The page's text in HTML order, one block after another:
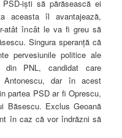
işti să părăsească ei
aceasta îl avantajează,
atât încât le va fi greu să
Singura speranţă că
pervesiunile politice ale
din PNL, candidat care
dar în acest
partea PSD ar fi Oprescu,
Băsescu. Exclus Geoană
în caz că vor îndrăzni să